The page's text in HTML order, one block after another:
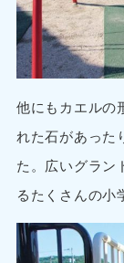
他にもカエルの
れた石があった
た。広いグラン
るたくさんの小